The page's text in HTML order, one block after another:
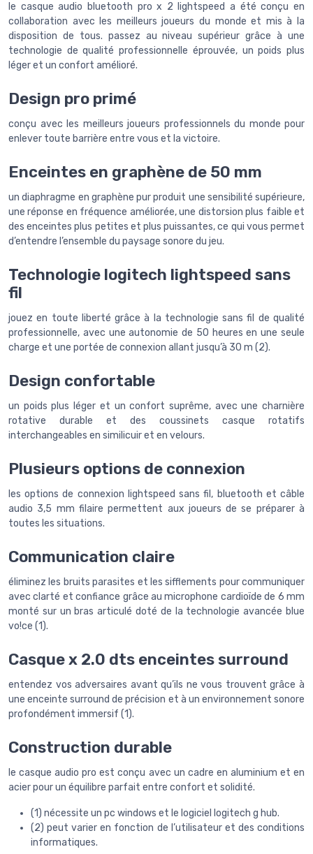
le casque audio bluetooth pro x 2 lightspeed a été conçu en
collaboration avec les meilleurs joueurs du monde et mis à la
disposition de tous. passez au niveau supérieur grâce à une
technologie de qualité professionnelle éprouvée, un poids plus
léger et un confort amélioré.
Design pro primé
conçu avec les meilleurs joueurs professionnels du monde pour
enlever toute barrière entre vous et la victoire.
Enceintes en graphène de 50 mm
un diaphragme en graphène pur produit une sensibilité supérieure,
une réponse en fréquence améliorée, une distorsion plus faible et
des enceintes plus petites et plus puissantes, ce qui vous permet
d’entendre l’ensemble du paysage sonore du jeu.
Technologie logitech lightspeed sans
fil
jouez en toute liberté grâce à la technologie sans fil de qualité
professionnelle, avec une autonomie de 50 heures en une seule
charge et une portée de connexion allant jusqu’à 30 m (2).
Design confortable
un poids plus léger et un confort suprême, avec une charnière
rotative durable et des coussinets casque rotatifs
interchangeables en similicuir et en velours.
Plusieurs options de connexion
les options de connexion lightspeed sans fil, bluetooth et câble
audio 3,5 mm filaire permettent aux joueurs de se préparer à
toutes les situations.
Communication claire
éliminez les bruits parasites et les sifflements pour communiquer
avec clarté et confiance grâce au microphone cardioïde de 6 mm
monté sur un bras articulé doté de la technologie avancée blue
vo!ce (1).
Casque x 2.0 dts enceintes surround
entendez vos adversaires avant qu’ils ne vous trouvent grâce à
une enceinte surround de précision et à un environnement sonore
profondément immersif (1).
Construction durable
le casque audio pro est conçu avec un cadre en aluminium et en
acier pour un équilibre parfait entre confort et solidité.
(1) nécessite un pc windows et le logiciel logitech g hub.
(2) peut varier en fonction de l’utilisateur et des conditions
informatiques.